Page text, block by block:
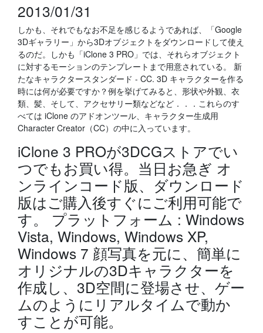
2013/01/31
しかも、それでもなお不足を感じるようであれば、「Google
3Dギャラリー」から3Dオブジェクトをダウンロードして使え
るのだ。しかも「iClone 3 PRO」では、それらオブジェクト
に対するモーションのテンプレートまで用意されている。 新
たなキャラクタースタンダード - CC. 3D キャラクターを作る
時には何が必要ですか？例を挙げてみると、形状や外観、衣
類、髪、そして、アクセサリー類などなど．．．これらのす
べては iClone のアドオンツール、キャラクター生成用
Character Creator（CC）の中に入っています。
iClone 3 PROが3DCGストアでい
つでもお買い得。当日お急ぎ オ
ンラインコード版、ダウンロード
版はご購入後すぐにご利用可能で
す。 プラットフォーム : Windows
Vista, Windows, Windows XP,
Windows 7 顔写真を元に、簡単に
オリジナルの3Dキャラクターを
作成し、3D空間に登場させ、ゲー
ムのようにリアルタイムで動か
すことが可能。